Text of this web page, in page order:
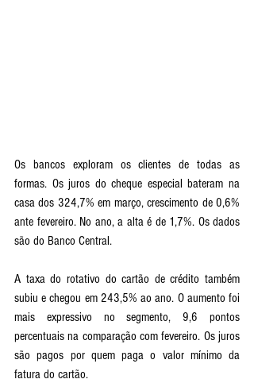
Os bancos exploram os clientes de todas as
formas. Os juros do cheque especial bateram na
casa dos 324,7% em março, crescimento de 0,6%
ante fevereiro. No ano, a alta é de 1,7%. Os dados
são do Banco Central.
A taxa do rotativo do cartão de crédito também
subiu e chegou em 243,5% ao ano. O aumento foi
mais expressivo no segmento, 9,6 pontos
percentuais na comparação com fevereiro. Os juros
são pagos por quem paga o valor mínimo da
fatura do cartão.